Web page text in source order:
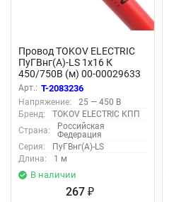
Провод TOKOV ELECTRIC
ПуГВнг(А)-LS 1х16 К
450/750В (м) 00-00029633
Арт.: T-2083236
Напряжение:
25 — 450 В
Бренд:
TOKOV ELECTRIC КПП
Страна:
Российская
Федерация
Серия:
ПуГВнг(А)-LS
Длина:
1 м
В наличии
267 ₽